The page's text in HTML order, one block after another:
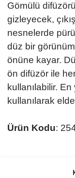
Gömülü
gizleyecek,
nesnelerde
düz bir
önüne kayar.
ön difüzör ile
kullanılabilir.
kullanılarak
Ürün Kodu:
tarafımıza